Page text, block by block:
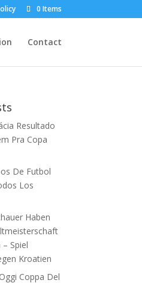
0 Items
Contact
Resultado
Pra Copa
De Futbol
Los
Haben
Spiel
Kroatien
Coppa Del